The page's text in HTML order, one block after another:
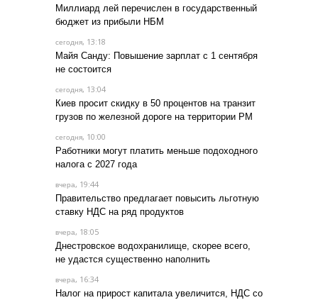
Миллиард лей перечислен в государственный
бюджет из прибыли НБМ
сегодня, 13:18
Майя Санду: Повышение зарплат с 1 сентября
не состоится
сегодня, 13:04
Киев просит скидку в 50 процентов на транзит
грузов по железной дороге на территории РМ
сегодня, 10:00
Работники могут платить меньше подоходного
налога с 2027 года
вчера, 19:44
Правительство предлагает повысить льготную
ставку НДС на ряд продуктов
вчера, 18:05
Днестровское водохранилище, скорее всего,
не удастся существенно наполнить
вчера, 16:34
Налог на прирост капитала увеличится, НДС со